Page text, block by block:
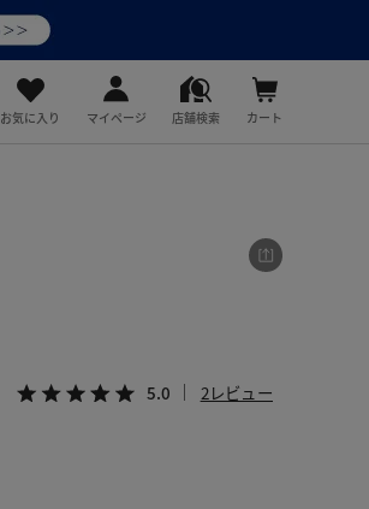
お気に入り マイページ 店舗検索 カート
5.0 2レビュー